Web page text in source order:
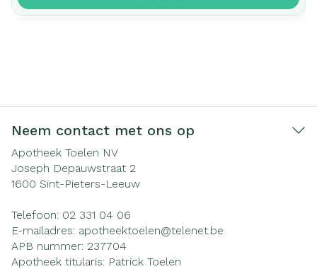
Neem contact met ons op
Apotheek Toelen NV
Joseph Depauwstraat 2
1600 Sint-Pieters-Leeuw
Telefoon: 02 331 04 06
E-mailadres: apotheektoelen@telenet.be
APB nummer: 237704
Apotheek titularis: Patrick Toelen